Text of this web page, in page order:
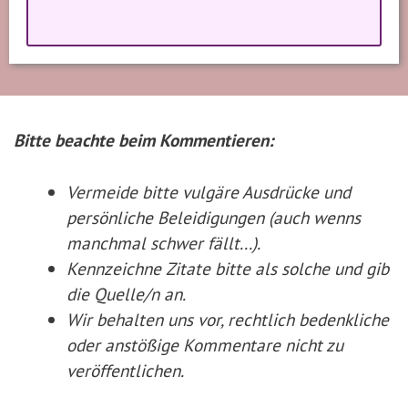
Bitte beachte beim Kommentieren:
Vermeide bitte vulgäre Ausdrücke und
persönliche Beleidigungen (auch wenns
manchmal schwer fällt...).
Kennzeichne Zitate bitte als solche und gib
die Quelle/n an.
Wir behalten uns vor, rechtlich bedenkliche
oder anstößige Kommentare nicht zu
veröffentlichen.